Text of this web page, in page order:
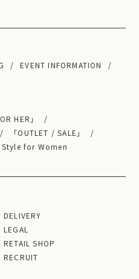
EVENT INFORMATION
HER」
「OUTLET / SALE」
Style for Women
DELIVERY
LEGAL
RETAIL SHOP
RECRUIT